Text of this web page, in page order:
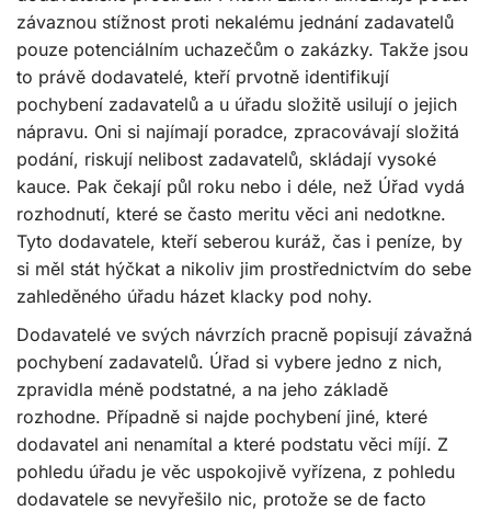
závaznou stížnost proti nekalému jednání zadavatelů
pouze potenciálním uchazečům o zakázky. Takže jsou
to právě dodavatelé, kteří prvotně identifikují
pochybení zadavatelů a u úřadu složitě usilují o jejich
nápravu. Oni si najímají poradce, zpracovávají složitá
podání, riskují nelibost zadavatelů, skládají vysoké
kauce. Pak čekají půl roku nebo i déle, než Úřad vydá
rozhodnutí, které se často meritu věci ani nedotkne.
Tyto dodavatele, kteří seberou kuráž, čas i peníze, by
si měl stát hýčkat a nikoliv jim prostřednictvím do sebe
zahleděného úřadu házet klacky pod nohy.
Dodavatelé ve svých návrzích pracně popisují závažná
pochybení zadavatelů. Úřad si vybere jedno z nich,
zpravidla méně podstatné, a na jeho základě
rozhodne. Případně si najde pochybení jiné, které
dodavatel ani nenamítal a které podstatu věci míjí. Z
pohledu úřadu je věc uspokojivě vyřízena, z pohledu
dodavatele se nevyřešilo nic, protože se de facto